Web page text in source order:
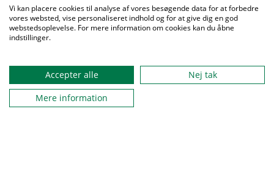
Menu
Vi kan placere cookies til analyse af vores besøgende data for at forbedre
vores websted, vise personaliseret indhold og for at give dig en god
webstedsoplevelse. For mere information om cookies kan du åbne
indstillinger.
Accepter alle
Nej tak
Mere information